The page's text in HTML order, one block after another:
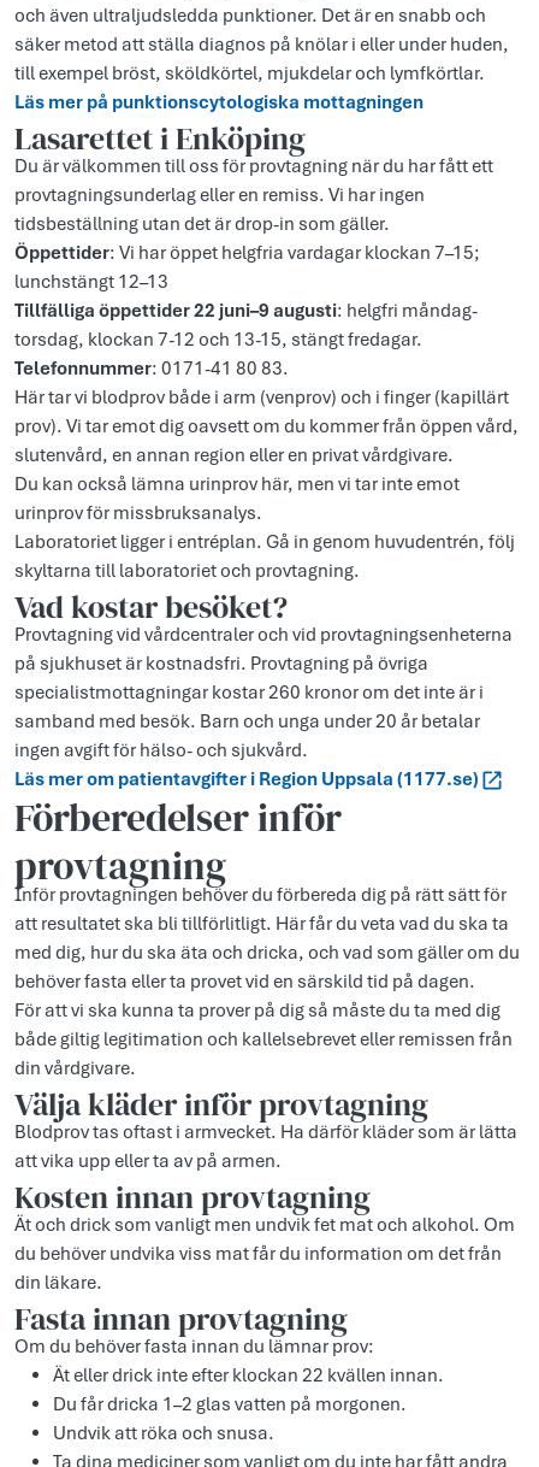
och även ultraljudsledda punktioner. Det är en snabb och
säker metod att ställa diagnos på knölar i eller under huden,
till exempel bröst, sköldkörtel, mjukdelar och lymfkörtlar.
Läs mer på punktions­cytologiska mottagningen
Lasarettet i Enköping
Du är välkommen till oss för provtagning när du har fått ett
provtagningsunderlag eller en remiss. Vi har ingen
tidsbeställning utan det är drop-in som gäller.
Öppettider: Vi har öppet helgfria vardagar klockan 7–15;
lunchstängt 12–13
Tillfälliga öppettider 22 juni–9 augusti: helgfri måndag-
torsdag, klockan 7-12 och 13-15, stängt fredagar.
Telefonnummer: 0171-41 80 83.
Här tar vi blodprov både i arm (venprov) och i finger (kapillärt
prov). Vi tar emot dig oavsett om du kommer från öppen vård,
slutenvård, en annan region eller en privat vårdgivare.
Du kan också lämna urinprov här, men vi tar inte emot
urinprov för missbruksanalys.
Laboratoriet ligger i entréplan. Gå in genom huvudentrén, följ
skyltarna till laboratoriet och provtagning.
Vad kostar besöket?
Provtagning vid vårdcentraler och vid provtagningsenheterna
på sjukhuset är kostnadsfri. Provtagning på övriga
specialistmottagningar kostar 260 kronor om det inte är i
samband med besök. Barn och unga under 20 år betalar
ingen avgift för hälso- och sjukvård.
Läs mer om patientavgifter i Region Uppsala (1177.se)
Förberedelser inför
provtagning
Inför provtagningen behöver du förbereda dig på rätt sätt för
att resultatet ska bli tillförlitligt. Här får du veta vad du ska ta
med dig, hur du ska äta och dricka, och vad som gäller om du
behöver fasta eller ta provet vid en särskild tid på dagen.
För att vi ska kunna ta prover på dig så måste du ta med dig
både giltig legitimation och kallelsebrevet eller remissen från
din vårdgivare.
Välja kläder inför provtagning
Blodprov tas oftast i armvecket. Ha därför kläder som är lätta
att vika upp eller ta av på armen.
Kosten innan provtagning
Ät och drick som vanligt men undvik fet mat och alkohol. Om
du behöver undvika viss mat får du information om det från
din läkare.
Fasta innan provtagning
Om du behöver fasta innan du lämnar prov:
Ät eller drick inte efter klockan 22 kvällen innan.
Du får dricka 1–2 glas vatten på morgonen.
Undvik att röka och snusa.
Ta dina mediciner som vanligt om du inte har fått andra